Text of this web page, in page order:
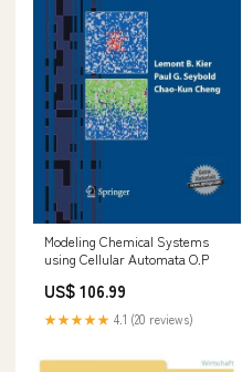
Modeling Chemical Systems
using Cellular Automata O.P
US$ 106.99
★★★★★ 4.1 (20 reviews)